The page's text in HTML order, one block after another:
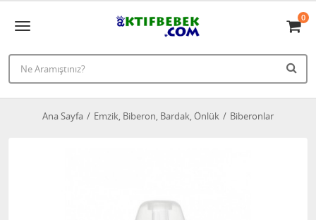
0
Ana Sayfa Emzik, Biberon, Bardak, Önlük Biberonlar